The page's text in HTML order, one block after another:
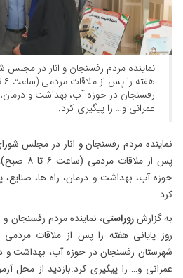
نماینده مردم رفسنجان و انار در مجلس
رفسنجان در حوزه آب، بهداشت و درمان،
عمرانی و… را پیگیری کرد.
نماینده مردم رفسنجان و انار در مجلس
پس از
حوزه آب، بهداشت و درمان، راه ها، صنایع،
کرد.
به گزارشروراستی، نماینده مردم رفسنجان
شهرستان رفسنجان در حوزه آب، بهداشت و
عمرانی و… را پیگیری کرد.بازدید از محل